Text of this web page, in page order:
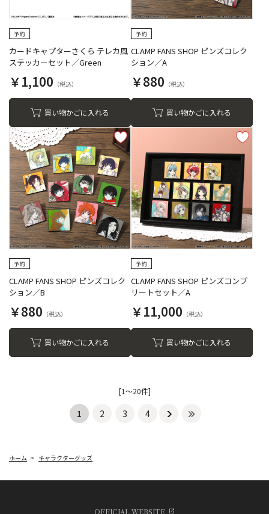
カードキャプターさくら テレカ風
ステッカーセット／Green
￥1,100
買い物かごに入れる
CLAMP FANS SHOP ピンズコレク
ション／A
￥880
買い物かごに入れる
CLAMP FANS SHOP ピンズコレク
ション／B
￥880
買い物かごに入れる
CLAMP FANS SHOP ピンズコンプ
リートセット／A
￥11,000
買い物かごに入れる
[1～20件]
1 2 3 4
ホーム > キャラクターグッズ
OFFICIAL WEBSITE